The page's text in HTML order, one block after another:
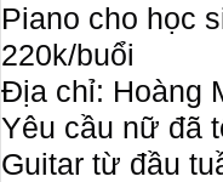
Piano cho học
220k/buổi
Địa chỉ: Hoàng
Yêu cầu nữ đã
Guitar từ đầu